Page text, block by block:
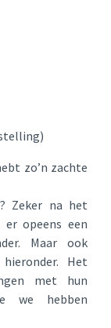
zo’n zachte
Zeker na het
opeens een
Maar ook
Het
met hun
we hebben